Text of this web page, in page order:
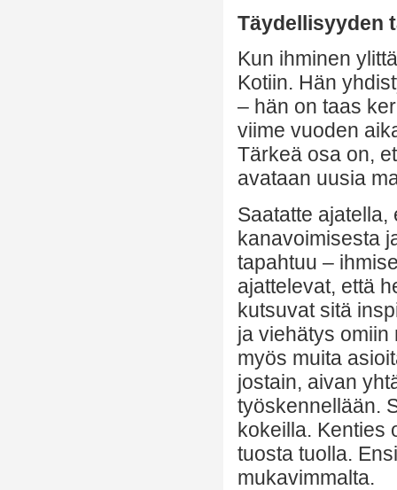
Täydellisyyden
Kun ihminen
Kotiin. Hän
– hän on taas
viime vuoden
Tärkeä osa on,
avataan uusia
Saatatte
kanavoimisesta
tapahtuu –
ajattelevat, että
kutsuvat sitä
ja viehätys omiin
myös muita
jostain, aivan
työskennellään.
kokeilla. Kenties
tuosta tuolla.
mukavimmalta.